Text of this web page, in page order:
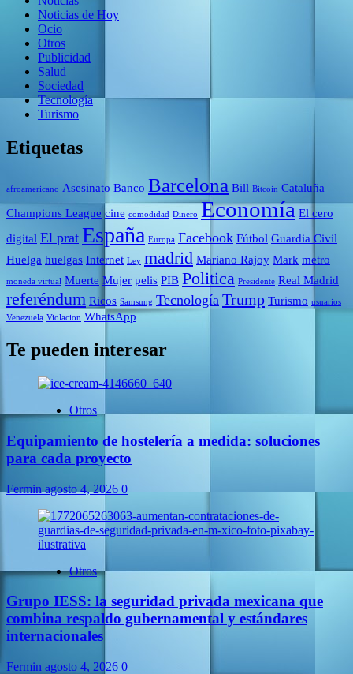
Noticias de Hoy
Ocio
Otros
Publicidad
Salud
Sociedad
Tecnología
Turismo
Etiquetas
afroamericano Asesinato Banco Barcelona Bill Bitcoin Cataluña
Champions League cine comodidad Dinero Economía El cero
digital El prat España Europa Facebook Fútbol Guardia Civil
Huelga huelgas Internet Ley madrid Mariano Rajoy Mark metro
moneda virtual Muerte Mujer pelis PIB Politica Presidente Real Madrid
referéndum Ricos Samsung Tecnología Trump Turismo usuarios
Venezuela Violacion WhatsApp
Te pueden interesar
Otros
Equipamiento de hostelería a medida: soluciones
para cada proyecto
Fermin agosto 4, 2026 0
Otros
Grupo IESS: la seguridad privada mexicana que
combina respaldo gubernamental y estándares
internacionales
Fermin agosto 4, 2026 0